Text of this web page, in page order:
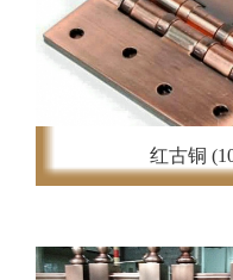
红古铜